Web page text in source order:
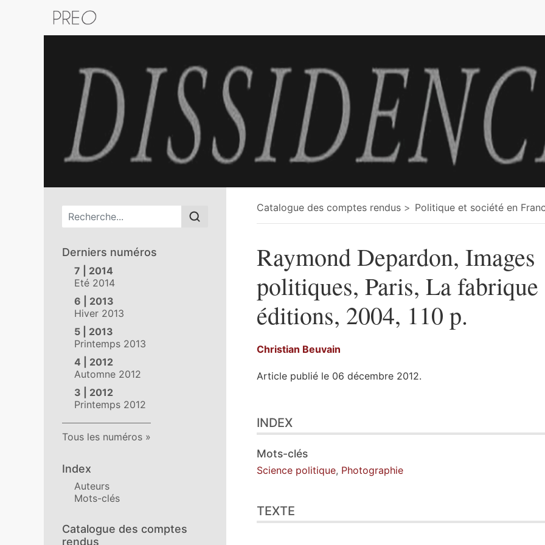
Menu principal
Derniers numéros
7 | 2014
Eté 2014
6 | 2013
Hiver 2013
5 | 2013
Printemps 2013
4 | 2012
Automne 2012
3 | 2012
Printemps 2012
Tous les numéros
Index
Auteurs
Mots-clés
Catalogue des comptes
rendus
Catalogue des comptes rendus Politique et société en
Raymond Depardon, Images
politiques, Paris, La fabrique
éditions, 2004, 110 p.
Christian Beuvain
Article publié le 06 décembre 2012.
Texte
Illustrations
Citer cet article
Auteur
INDEX
Mots-clés
Science politique, Photographie
TEXTE